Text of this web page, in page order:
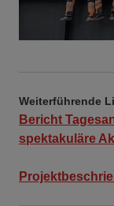
Weiterführende
Bericht
spektakuläre